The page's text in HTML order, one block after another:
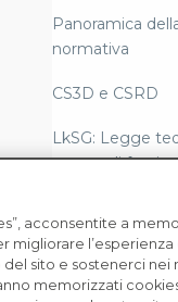
Panoramica
normativa
CS3D e CSRD
LkSG: Legge
catena di
conformità
Scope 3
acconsentite a
migliorare l’esperienza
del sito e sostenerci nei
memorizzati